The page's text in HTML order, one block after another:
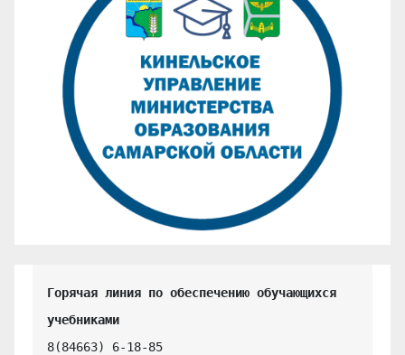
Горячая линия по обеспечению обучающихся
учебниками
8(84663) 6-18-85